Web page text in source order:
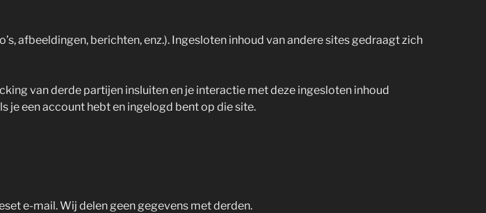
afbeeldingen, berichten, enz.). Ingesloten inhoud van andere sites gedraagt zich
van derde partijen insluiten en je interactie met deze ingesloten inhoud
je een account hebt en ingelogd bent op die site.
e-mail. Wij delen geen gegevens met derden.